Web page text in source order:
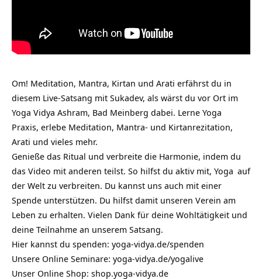
Om! Meditation, Mantra, Kirtan und Arati erfährst du in
diesem Live-Satsang mit Sukadev, als wärst du vor Ort im
Yoga Vidya Ashram, Bad Meinberg dabei. Lerne Yoga
Praxis, erlebe Meditation, Mantra- und Kirtanrezitation,
Arati und vieles mehr.
Genieße das Ritual und verbreite die Harmonie, indem du
das Video mit anderen teilst. So hilfst du aktiv mit, Yoga auf
der Welt zu verbreiten. Du kannst uns auch mit einer
Spende unterstützen. Du hilfst damit unseren Verein am
Leben zu erhalten. Vielen Dank für deine Wohltätigkeit und
deine Teilnahme an unserem Satsang.
Hier kannst du spenden: yoga-vidya.de/spenden
Unsere Online Seminare: yoga-vidya.de/yogalive
Unser Online Shop: shop.yoga-vidya.de